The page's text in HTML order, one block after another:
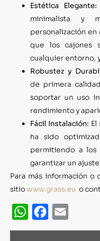
Estética Elegante:
minimalista y
personalización
que los cajones
cualquier entorno,
Robustez y
de primera
soportar un uso
rendimiento y
Fácil Instalación: El
ha sido
permitiendo a los
garantizar un
Para más información o
sitiowww.grass.eu o